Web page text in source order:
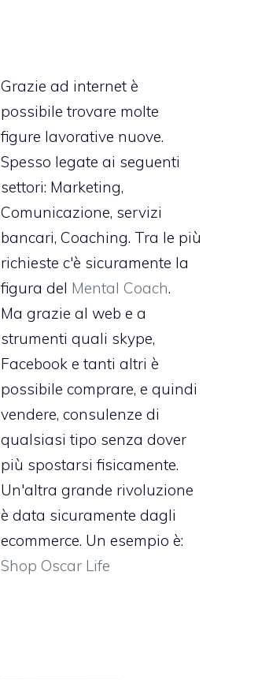
Grazie ad internet è
possibile trovare molte
figure lavorative nuove.
Spesso legate ai seguenti
settori: Marketing,
Comunicazione, servizi
bancari, Coaching. Tra le più
richieste c'è sicuramente la
figura del Mental Coach.
Ma grazie al web e a
strumenti quali skype,
Facebook e tanti altri è
possibile comprare, e quindi
vendere, consulenze di
qualsiasi tipo senza dover
più spostarsi fisicamente.
Un'altra grande rivoluzione
è data sicuramente dagli
ecommerce. Un esempio è:
Shop Oscar Life